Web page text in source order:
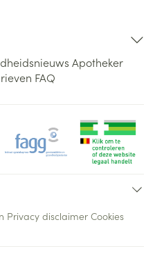
Apotheker
FAQ
Privacy disclaimer Cookies